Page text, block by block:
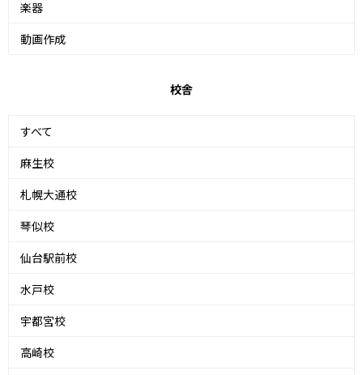
楽器
動画作成
校舎
すべて
麻生校
札幌大通校
琴似校
仙台駅前校
水戸校
宇都宮校
高崎校